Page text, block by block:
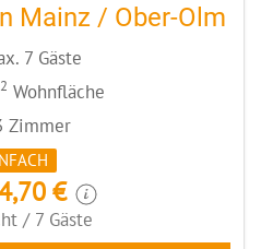
Mainz / Ober-Olm
7 Gäste
2 Wohnfläche
Zimmer
€
/ 7 Gäste